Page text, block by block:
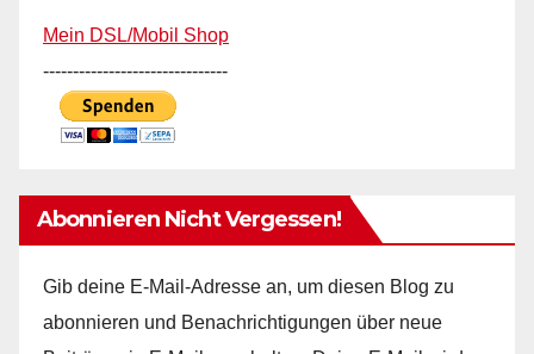
Mein DSL/Mobil Shop
-------------------------------
Abonnieren Nicht Vergessen!
Gib deine E-Mail-Adresse an, um diesen Blog zu
abonnieren und Benachrichtigungen über neue